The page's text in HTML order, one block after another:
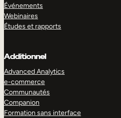
Événements
Webinaires
Études et rapports
Additionnel
Advanced Analytics
e-commerce
Communautés
Companion
Formation sans interface